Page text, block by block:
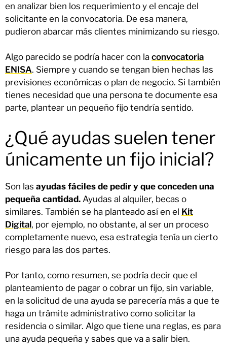
en analizar bien los requerimiento y el encaje del
solicitante en la convocatoria. De esa manera,
pudieron abarcar más clientes minimizando su riesgo.
Algo parecido se podría hacer con la convocatoria
ENISA. Siempre y cuando se tengan bien hechas las
previsiones económicas o plan de negocio. Si también
tienes necesidad que una persona te documente esa
parte, plantear un pequeño fijo tendría sentido.
¿Qué ayudas suelen tener
únicamente un fijo inicial?
Son las ayudas fáciles de pedir y que conceden una
pequeña cantidad. Ayudas al alquiler, becas o
similares. También se ha planteado así en el Kit
Digital, por ejemplo, no obstante, al ser un proceso
completamente nuevo, esa estrategia tenía un cierto
riesgo para las dos partes.
Por tanto, como resumen, se podría decir que el
planteamiento de pagar o cobrar un fijo, sin variable,
en la solicitud de una ayuda se parecería más a que te
haga un trámite administrativo como solicitar la
residencia o similar. Algo que tiene una reglas, es para
una ayuda pequeña y sabes que va a salir bien.